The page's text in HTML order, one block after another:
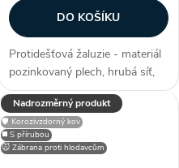
DO KOŠÍKU
Protidešťová žaluzie - materiál
pozinkovaný plech, hrubá síť,
efektivní plocha sef 1,1152 m²,
snadno přizpůsobitelné díky
možnosti lakování RAL, zakryje
stavební otvory, užívané...
Nadrozměrný produkt
◼️ S přírubou
🛡️ Korozivzdorný kov
🐭 Zábrana proti hlodavcům